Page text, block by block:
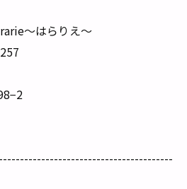
〜はらりえ〜